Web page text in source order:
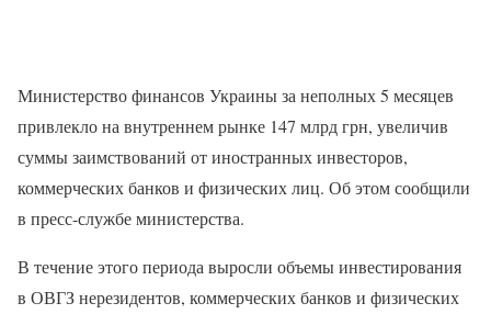
Министерство финансов Украины за неполных 5 месяцев
привлекло на внутреннем рынке 147 млрд грн, увеличив
суммы заимствований от иностранных инвесторов,
коммерческих банков и физических лиц. Об этом сообщили
в пресс-службе министерства.
В течение этого периода выросли объемы инвестирования
в ОВГЗ нерезидентов, коммерческих банков и физических